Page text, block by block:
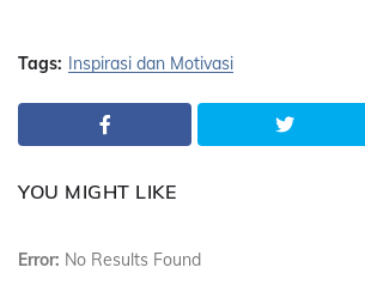
Tags: Inspirasi dan Motivasi
YOU MIGHT LIKE
Error: No Results Found